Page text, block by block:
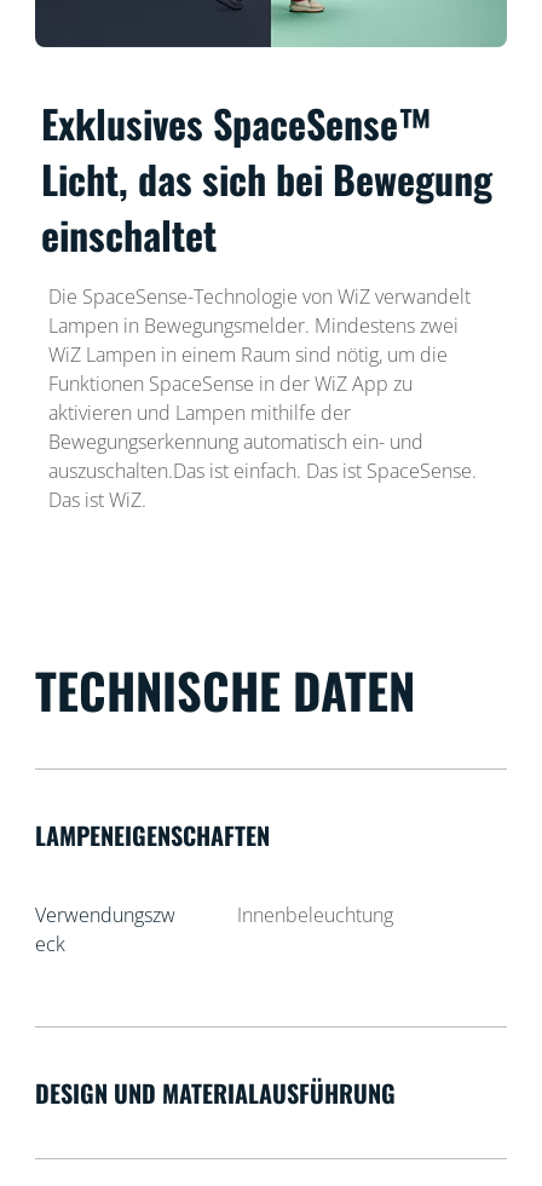
Exklusives SpaceSense™
Licht, das sich bei Bewegung
einschaltet
Die SpaceSense-Technologie von WiZ verwandelt
Lampen in Bewegungsmelder. Mindestens zwei
WiZ Lampen in einem Raum sind nötig, um die
Funktionen SpaceSense in der WiZ App zu
aktivieren und Lampen mithilfe der
Bewegungserkennung automatisch ein- und
auszuschalten.Das ist einfach. Das ist SpaceSense.
Das ist WiZ.
TECHNISCHE DATEN
LAMPENEIGENSCHAFTEN
Verwendungszw
eck
Innenbeleuchtung
DESIGN UND MATERIALAUSFÜHRUNG